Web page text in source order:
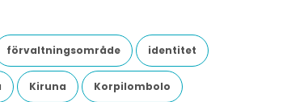
förvaltningsområde identitet
Kiruna Korpilombolo